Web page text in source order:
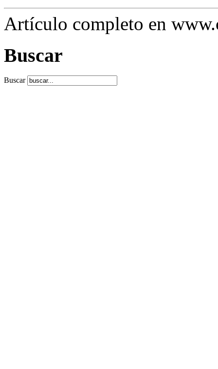
Artículo completo en
Buscar
Buscar